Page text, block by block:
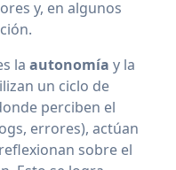
y, en algunos
la autonomía y la
un ciclo de
perciben el
errores), actúan
sobre el